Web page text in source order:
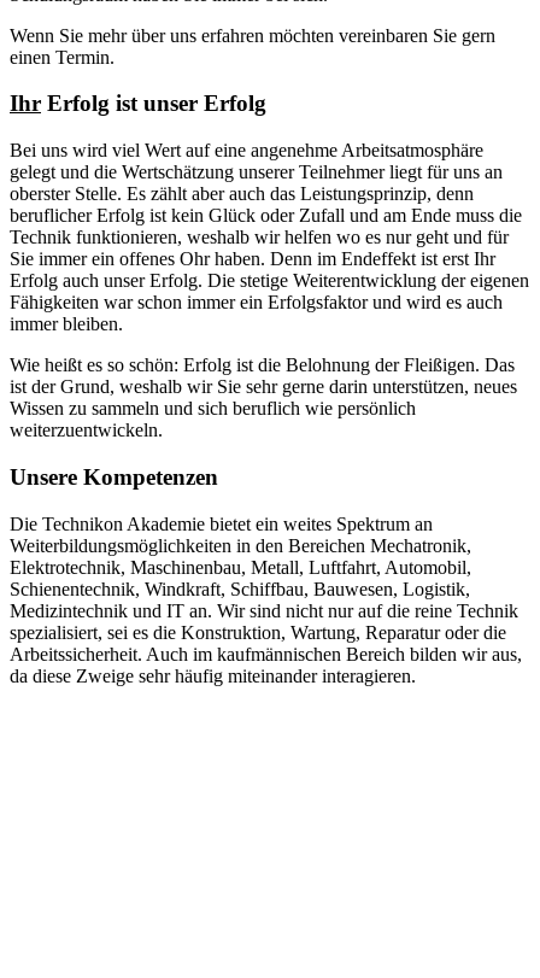
Wenn Sie mehr über uns erfahren möchten vereinbaren Sie gern
einen Termin.
Ihr Erfolg ist unser Erfolg
Bei uns wird viel Wert auf eine angenehme Arbeitsatmosphäre
gelegt und die Wertschätzung unserer Teilnehmer liegt für uns an
oberster Stelle. Es zählt aber auch das Leistungsprinzip, denn
beruflicher Erfolg ist kein Glück oder Zufall und am Ende muss die
Technik funktionieren, weshalb wir helfen wo es nur geht und für
Sie immer ein offenes Ohr haben. Denn im Endeffekt ist erst Ihr
Erfolg auch unser Erfolg. Die stetige Weiterentwicklung der eigenen
Fähigkeiten war schon immer ein Erfolgsfaktor und wird es auch
immer bleiben.
Wie heißt es so schön: Erfolg ist die Belohnung der Fleißigen. Das
ist der Grund, weshalb wir Sie sehr gerne darin unterstützen, neues
Wissen zu sammeln und sich beruflich wie persönlich
weiterzuentwickeln.
Unsere Kompetenzen
Die Technikon Akademie bietet ein weites Spektrum an
Weiterbildungsmöglichkeiten in den Bereichen Mechatronik,
Elektrotechnik, Maschinenbau, Metall, Luftfahrt, Automobil,
Schienentechnik, Windkraft, Schiffbau, Bauwesen, Logistik,
Medizintechnik und IT an. Wir sind nicht nur auf die reine Technik
spezialisiert, sei es die Konstruktion, Wartung, Reparatur oder die
Arbeitssicherheit. Auch im kaufmännischen Bereich bilden wir aus,
da diese Zweige sehr häufig miteinander interagieren.